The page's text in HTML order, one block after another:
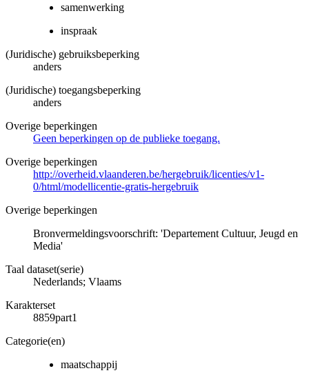
samenwerking
inspraak
(Juridische) gebruiksbeperking
anders
(Juridische) toegangsbeperking
anders
Overige beperkingen
Geen beperkingen op de publieke toegang.
Overige beperkingen
http://overheid.vlaanderen.be/hergebruik/licenties/v1-
0/html/modellicentie-gratis-hergebruik
Overige beperkingen
Bronvermeldingsvoorschrift: 'Departement Cultuur, Jeugd en
Media'
Taal dataset(serie)
Nederlands; Vlaams
Karakterset
8859part1
Categorie(en)
maatschappij